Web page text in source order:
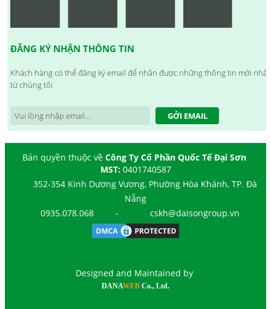
ĐĂNG KÝ NHẬN THÔNG TIN
Khách hàng có thể đăng ký email để nhận được những thông tin mới nhất
từ chúng tôi
GỞI EMAIL
Bản quyền thuộc về Công Ty Cổ Phần Quốc Tế Đại Sơn
MST: 0401740587
352-354 Kinh Dương Vương, Phường Hòa Khánh, TP. Đà
Nẵng
0935.078.068
- cskh@daisongroup.vn
Designed and Maintained by
DANAWEB Co., Ltd.